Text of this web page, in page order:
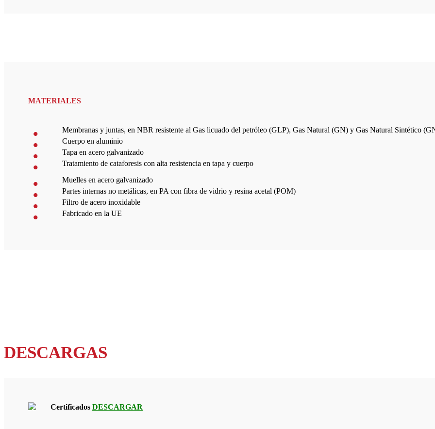
MATERIALES
Membranas y juntas, en NBR resistente al Gas licuado del petróleo (GLP), Gas Natural (GN) y Gas Natural Sintético
Cuerpo en aluminio
Tapa en acero galvanizado
Tratamiento de cataforesis con alta resistencia en tapa y cuerpo
Muelles en acero galvanizado
Partes internas no metálicas, en PA con fibra de vidrio y resina acetal (POM)
Filtro de acero inoxidable
Fabricado en la UE
DESCARGAS
Certificados DESCARGAR